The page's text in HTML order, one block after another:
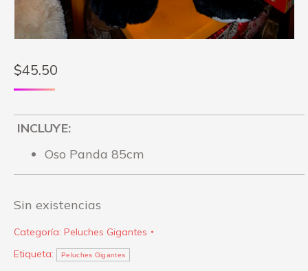
$45.50
INCLUYE:
Oso Panda 85cm
Sin existencias
Categoría: Peluches Gigantes
Etiqueta:
Peluches Gigantes